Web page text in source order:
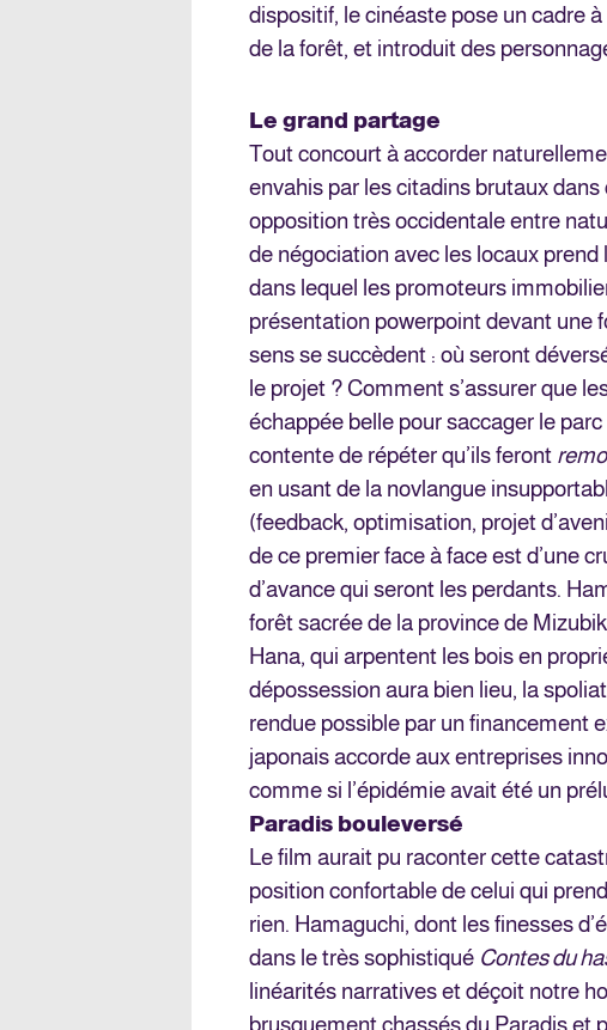
dispositif, le cinéaste pose un cadre
de la forêt, et introduit des
Le grand partage
Tout concourt à accorder
envahis par les citadins brutaux
opposition très occidentale entre
de négociation avec les locaux
dans lequel les promoteurs
présentation powerpoint devant une
sens se succèdent : où seront
le projet ? Comment s’assurer que
échappée belle pour saccager le
contente de répéter qu’ils feront
en usant de la novlangue
(feedback, optimisation, projet
de ce premier face à face est d’une
d’avance qui seront les perdants.
forêt sacrée de la province de
Hana, qui arpentent les bois en
dépossession aura bien lieu, la
rendue possible par un financement
japonais accorde aux entreprises
comme si l’épidémie avait été un
Paradis bouleversé
Le film aurait pu raconter cette
position confortable de celui qui
rien. Hamaguchi, dont les finesses
dans le très sophistiqué Contes du
linéarités narratives et déçoit notre
brusquement chassés du Paradis et